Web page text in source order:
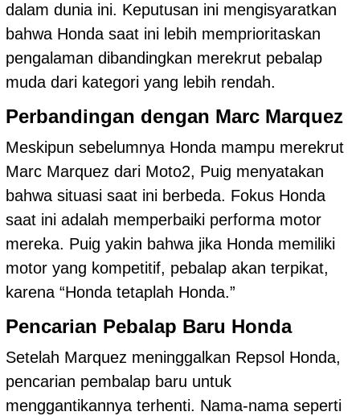
dalam dunia ini. Keputusan ini mengisyaratkan
bahwa Honda saat ini lebih memprioritaskan
pengalaman dibandingkan merekrut pebalap
muda dari kategori yang lebih rendah.
Perbandingan dengan Marc Marquez
Meskipun sebelumnya Honda mampu merekrut
Marc Marquez dari Moto2, Puig menyatakan
bahwa situasi saat ini berbeda. Fokus Honda
saat ini adalah memperbaiki performa motor
mereka. Puig yakin bahwa jika Honda memiliki
motor yang kompetitif, pebalap akan terpikat,
karena “Honda tetaplah Honda.”
Pencarian Pebalap Baru Honda
Setelah Marquez meninggalkan Repsol Honda,
pencarian pembalap baru untuk
menggantikannya terhenti. Nama-nama seperti